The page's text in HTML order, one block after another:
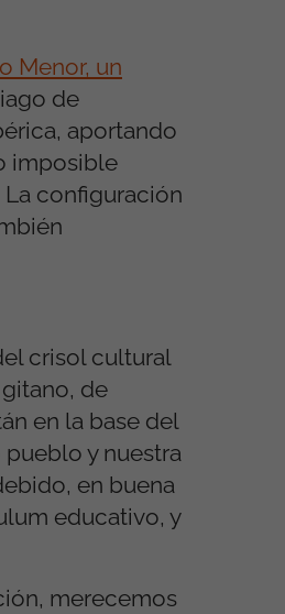
Menor, un
de
aportando
imposible
configuración
crisol cultural
de
en la base del
y nuestra
en buena
educativo, y
merecemos